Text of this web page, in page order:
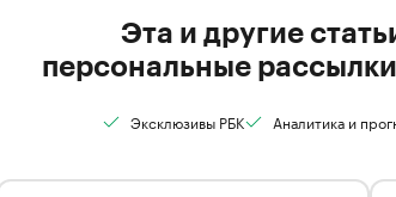
Эта и другие
персональные
Эксклюзивы РБК Аналитика и